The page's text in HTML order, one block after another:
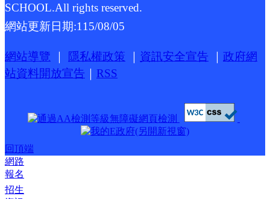
SCHOOL.All rights reserved.
網站更新日期:115/08/05
網站導覽 隱私權政策 資訊安全宣告
政府網
站資料開放宣告
RSS
回頂端
網路
報名
招生